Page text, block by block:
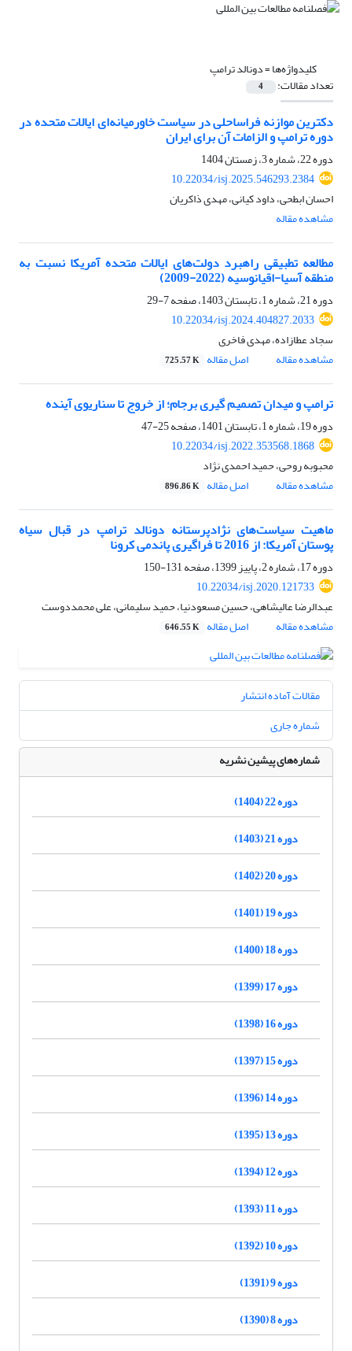
کلیدواژه‌ها =دونالد ترامپ
تعداد مقالات: 4
دکترین موازنه فراساحلی در سیاست خاورمیانه‌ای ایالات متحده در
دوره ترامپ و الزامات آن برای ایران
دوره 22، شماره 3، زمستان 1404
10.22034/isj.2025.546293.2384
احسان ابطحی، داود کیانی، مهدی ذاکریان
مشاهده مقاله
مطالعه تطبیقی راهبرد دولت‌های ایالات متحده آمریکا نسبت به
منطقه آسیا-اقیانوسیه (2022-2009)
دوره 21، شماره 1، تابستان 1403، صفحه
7-29
10.22034/isj.2024.404827.2033
سجاد عطازاده، مهدی فاخری
مشاهده مقاله
اصل مقاله 725.57 K
ترامپ و میدان تصمیم‏ گیری برجام؛ از خروج تا سناریوی آینده
دوره 19، شماره 1، تابستان 1401، صفحه
25-47
10.22034/isj.2022.353568.1868
محبوبه روحی، حمید احمدی نژاد
مشاهده مقاله
اصل مقاله 896.86 K
ماهیت سیاست‌های نژادپرستانه دونالد ترامپ در قبال سیاه
پوستان آمریکا: از 2016 تا فراگیری پاندمی کرونا
دوره 17، شماره 2، پاییز 1399، صفحه
131-150
10.22034/isj.2020.121733
عبدالرضا عالیشاهی، حسین مسعودنیا، حمید سلیمانی، علی محمددوست
مشاهده مقاله
اصل مقاله 646.55 K
مقالات آماده انتشار
شماره جاری
شماره‌های پیشین نشریه
دوره 22 (1404)
دوره 21 (1403)
دوره 20 (1402)
دوره 19 (1401)
دوره 18 (1400)
دوره 17 (1399)
دوره 16 (1398)
دوره 15 (1397)
دوره 14 (1396)
دوره 13 (1395)
دوره 12 (1394)
دوره 11 (1393)
دوره 10 (1392)
دوره 9 (1391)
دوره 8 (1390)